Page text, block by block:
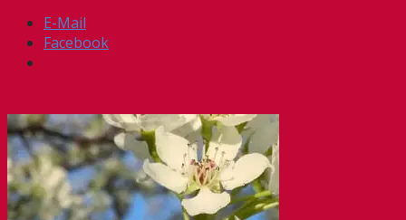
E-Mail
Facebook